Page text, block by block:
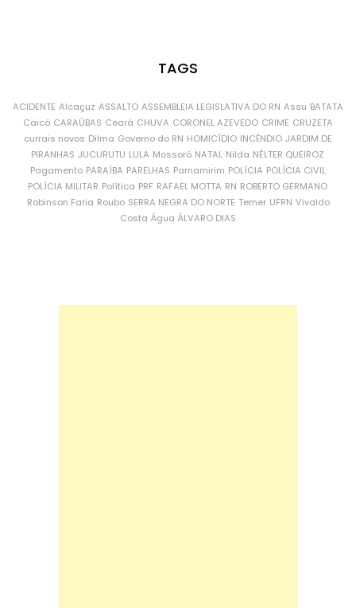
TAGS
ACIDENTE Alcaçuz ASSALTO ASSEMBLEIA LEGISLATIVA DO RN Assu BATATA
Caicó CARAÚBAS Ceará CHUVA CORONEL AZEVEDO CRIME CRUZETA
currais novos Dilma Governo do RN HOMICÍDIO INCÊNDIO JARDIM DE
PIRANHAS JUCURUTU LULA Mossoró NATAL Nilda NÉLTER QUEIROZ
Pagamento PARAÍBA PARELHAS Parnamirim POLÍCIA POLÍCIA CIVIL
POLÍCIA MILITAR Política PRF RAFAEL MOTTA RN ROBERTO GERMANO
Robinson Faria Roubo SERRA NEGRA DO NORTE Temer UFRN Vivaldo
Costa Água ÁLVARO DIAS